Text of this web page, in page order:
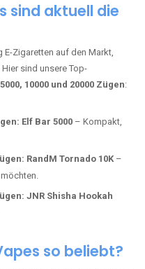
sind aktuell die
E-Zigaretten auf den Markt,
sind unsere Top-
10000 und 20000 Zügen:
Elf Bar 5000 – Kompakt,
RandM Tornado 10K –
JNR Shisha Hookah
so beliebt?